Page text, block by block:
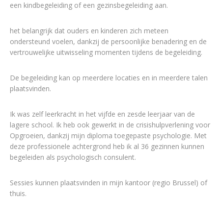
een kindbegeleiding of een gezinsbegeleiding aan.
het belangrijk dat ouders en kinderen zich meteen
ondersteund voelen, dankzij de persoonlijke benadering en de
vertrouwelijke uitwisseling momenten tijdens de begeleiding.
De begeleiding kan op meerdere locaties en in meerdere talen
plaatsvinden.
Ik was zelf leerkracht in het vijfde en zesde leerjaar van de
lagere school. Ik heb ook gewerkt in de crisishulpverlening voor
Opgroeien, dankzij mijn diploma toegepaste psychologie. Met
deze professionele achtergrond heb ik al 36 gezinnen kunnen
begeleiden als psychologisch consulent.
Sessies kunnen plaatsvinden in mijn kantoor (regio Brussel) of
thuis.